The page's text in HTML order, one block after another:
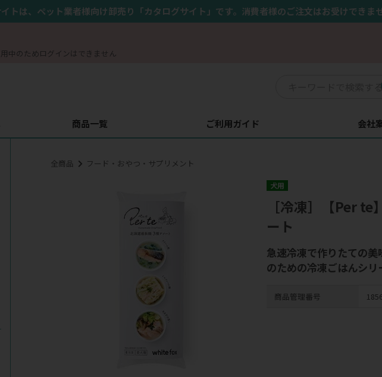
イトは、ペット業者様向け卸売り「カタログサイト」です。消費者様のご注文はお受けできま
中のためログインはできません
商品一覧 ご利用ガイド 会社
全商品 フード・おやつ・サプリメント
犬用
［冷凍］【Per
ート
急速冷凍で作りたての
のための冷凍ごはんシリ
商品管理番号